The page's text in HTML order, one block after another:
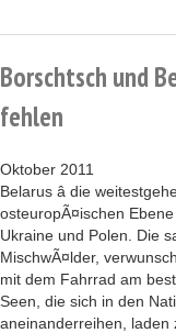
Borschtsch und
fehlen
Oktober 2011
Belarus â die
osteuropÃ¤ischen
Ukraine und Polen. Die
MischwÃ¤lder,
mit dem Fahrrad am
Seen, die sich in den
aneinanderreihen, laden